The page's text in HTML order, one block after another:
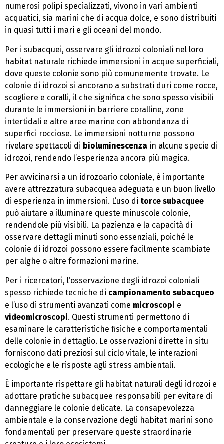
numerosi polipi specializzati, vivono in vari ambienti
acquatici, sia marini che di acqua dolce, e sono distribuiti
in quasi tutti i mari e gli oceani del mondo.
Per i subacquei, osservare gli idrozoi coloniali nel loro
habitat naturale richiede immersioni in acque superficiali,
dove queste colonie sono più comunemente trovate. Le
colonie di idrozoi si ancorano a substrati duri come rocce,
scogliere e coralli, il che significa che sono spesso visibili
durante le immersioni in barriere coralline, zone
intertidali e altre aree marine con abbondanza di
superfici rocciose. Le immersioni notturne possono
rivelare spettacoli di bioluminescenza in alcune specie di
idrozoi, rendendo l’esperienza ancora più magica.
Per avvicinarsi a un idrozoario coloniale, è importante
avere attrezzatura subacquea adeguata e un buon livello
di esperienza in immersioni. L’uso di torce subacquee
può aiutare a illuminare queste minuscole colonie,
rendendole più visibili. La pazienza e la capacità di
osservare dettagli minuti sono essenziali, poiché le
colonie di idrozoi possono essere facilmente scambiate
per alghe o altre formazioni marine.
Per i ricercatori, l’osservazione degli idrozoi coloniali
spesso richiede tecniche di campionamento subacqueo
e l’uso di strumenti avanzati come microscopi e
videomicroscopi. Questi strumenti permettono di
esaminare le caratteristiche fisiche e comportamentali
delle colonie in dettaglio. Le osservazioni dirette in situ
forniscono dati preziosi sul ciclo vitale, le interazioni
ecologiche e le risposte agli stress ambientali.
È importante rispettare gli habitat naturali degli idrozoi e
adottare pratiche subacquee responsabili per evitare di
danneggiare le colonie delicate. La consapevolezza
ambientale e la conservazione degli habitat marini sono
fondamentali per preservare queste straordinarie